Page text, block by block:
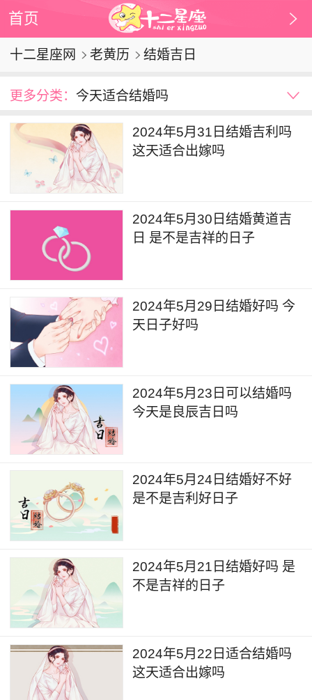
首页
十二星座网 老黄历 结婚吉日
更多分类： 今天适合结婚吗
2017年结婚黄道吉日
2024年5月31日结婚吉利吗
这天适合出嫁吗
2024年5月30日结婚黄道吉
日 是不是吉祥的日子
2024年5月29日结婚好吗 今
天日子好吗
2024年5月23日可以结婚吗
今天是良辰吉日吗
2024年5月24日结婚好不好
是不是吉利好日子
2024年5月21日结婚好吗 是
不是吉祥的日子
2024年5月22日适合结婚吗
这天适合出嫁吗